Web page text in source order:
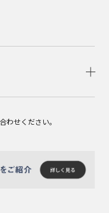
せください。